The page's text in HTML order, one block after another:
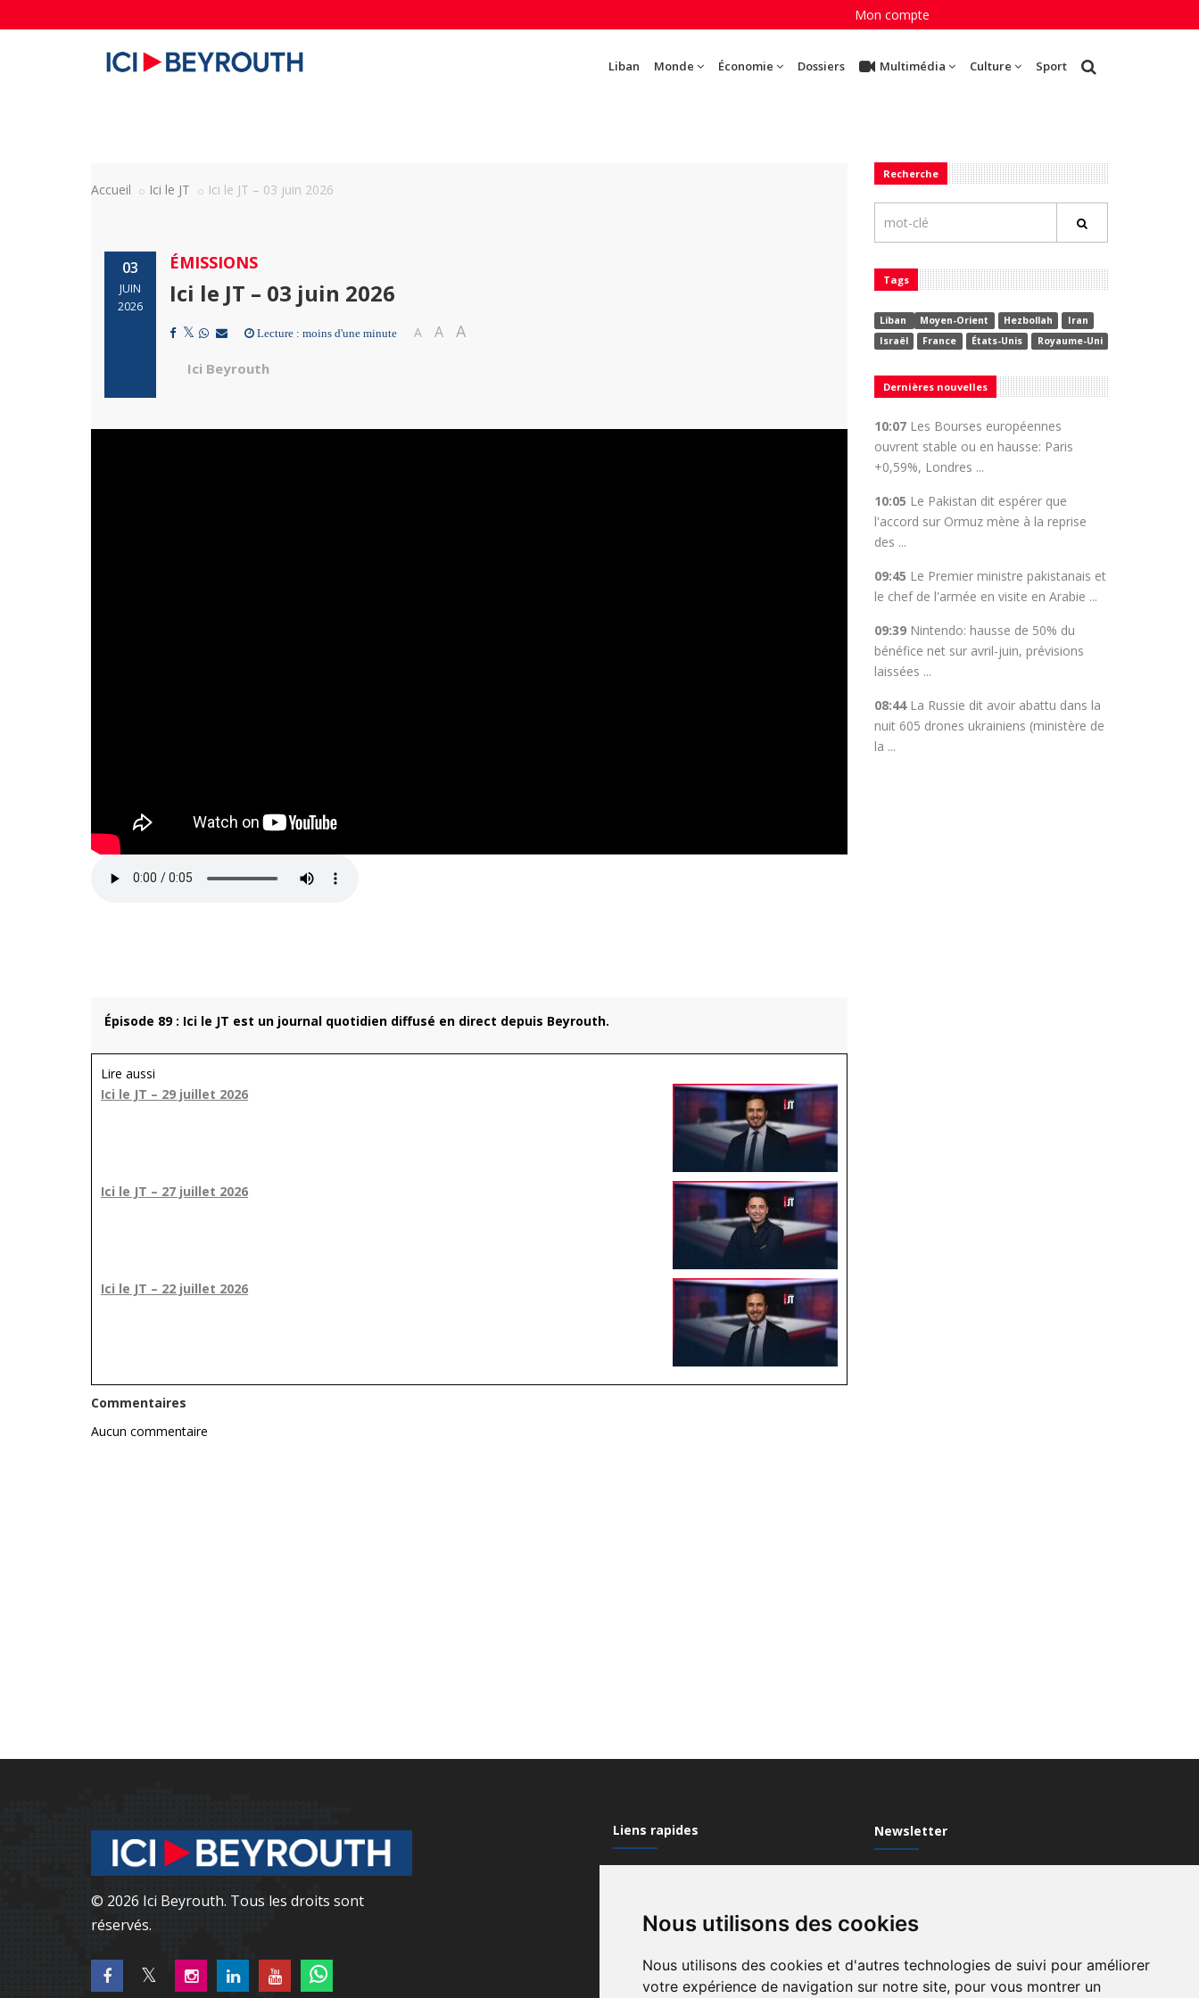
Nous utilisons des cookies
Nous utilisons des cookies et d'autres technologies de suivi pour améliorer
votre expérience de navigation sur notre site, pour vous montrer un
Mon compte
Liban Monde Économie Dossiers Multimédia Culture Sport
Accueil Ici le JT Ici le JT – 03 juin 2026
03
JUIN
2026
ÉMISSIONS
Ici le JT – 03 juin 2026
Lecture : moins d'une minute A A A
Ici Beyrouth
Épisode 89 : Ici le JT est un journal quotidien diffusé en direct depuis Beyrouth.
Lire aussi
Ici le JT – 29 juillet 2026
Ici le JT – 27 juillet 2026
Ici le JT – 22 juillet 2026
Commentaires
Aucun commentaire
Recherche
Tags
Liban Moyen-Orient Hezbollah
Iran
Israël
France États-Unis Royaume-Uni
Dernières nouvelles
10:07 Les Bourses européennes
ouvrent stable ou en hausse: Paris
+0,59%, Londres ...
10:05 Le Pakistan dit espérer que
l'accord sur Ormuz mène à la reprise
des ...
09:45 Le Premier ministre pakistanais et
le chef de l'armée en visite en Arabie ...
09:39 Nintendo: hausse de 50% du
bénéfice net sur avril-juin, prévisions
laissées ...
08:44 La Russie dit avoir abattu dans la
nuit 605 drones ukrainiens (ministère de
la ...
© 2026 Ici Beyrouth. Tous les droits sont
réservés.
Liens rapides
Contactez-nous
Recrutement
Newsletter